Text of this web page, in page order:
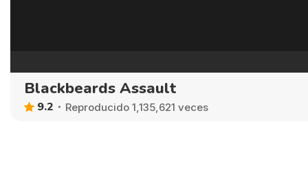
Blackbeards Assault
9.2 Reproducido 1,135,621 veces